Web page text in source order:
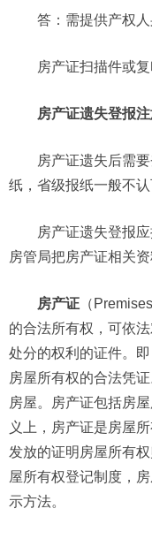
答：需提供产权
房产证扫描件或复
房产证遗失登报注
房产证遗失后需
纸，省级报纸一般不认
房产证遗失登报
房管局把房产证相关资
房产证 （
的合法所有权，可依
处分的权利的证件。
房屋所有权的合法凭
房屋。房产证包括房
义上，房产证是房屋
发放的证明房屋所有
屋所有权登记制度，
示方法。